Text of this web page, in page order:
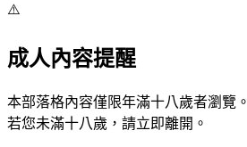
⚠️
成人內容提醒
本部落格內容僅限年滿十八歲者瀏覽。
若您未滿十八歲，請立即離開。